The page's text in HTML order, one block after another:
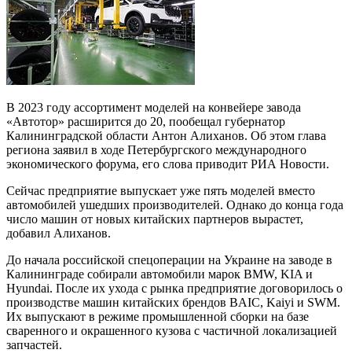
В 2023 году ассортимент моделей на конвейере завода
«Автотор» расширится до 20, пообещал губернатор
Калининградской области Антон Алиханов. Об этом глава
региона заявил в ходе Петербургского международного
экономического форума, его слова приводит РИА Новости.
Сейчас предприятие выпускает уже пять моделей вместо
автомобилей ушедших производителей. Однако до конца года
число машин от новых китайских партнеров вырастет,
добавил Алиханов.
До начала российской спецоперации на Украине на заводе в
Калининграде собирали автомобили марок BMW, KIA и
Hyundai. После их ухода с рынка предприятие договорилось о
производстве машин китайских брендов BAIC, Kaiyi и SWM.
Их выпускают в режиме промышленной сборки на базе
сваренного и окрашенного кузова с частичной локализацией
запчастей.